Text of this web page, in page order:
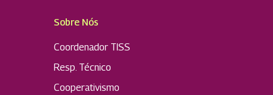
Sobre Nós
Coordenador TISS
Resp. Técnico
Cooperativismo